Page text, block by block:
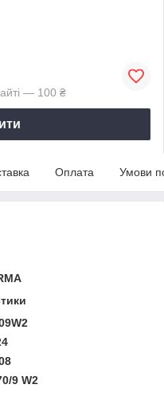
— 100 ₴
Оплата Умови
9 W2